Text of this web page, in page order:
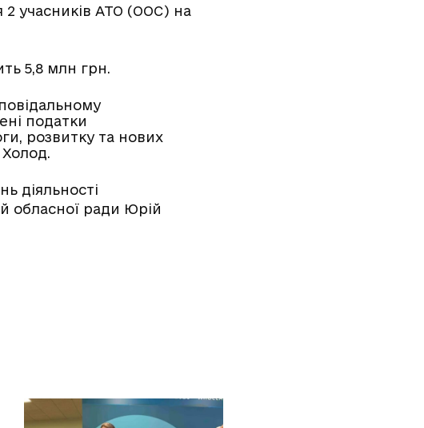
2 учасників АТО (ООС) на
5,8 млн грн.
податки
розвитку та нових
діяльності
обласної ради Юрій